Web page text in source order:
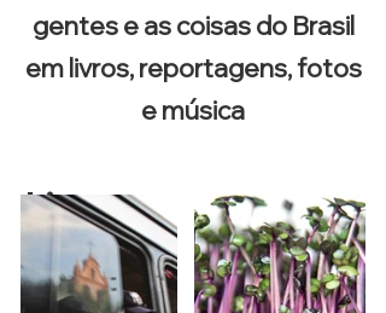
gentes e as coisasdo Brasil
em livros, reportagens, fotos
e música
Livros